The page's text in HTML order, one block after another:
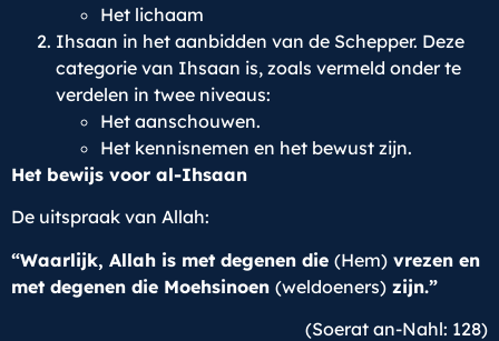
Het lichaam
Ihsaan in het aanbidden van de Schepper. Deze
categorie van Ihsaan is, zoals vermeld onder te
verdelen in twee niveaus:
Het aanschouwen.
Het kennisnemen en het bewust zijn.
Het bewijs voor al-Ihsaan
De uitspraak van Allah:
“Waarlijk, Allah is met degenen die (Hem) vrezen en
met degenen die Moehsinoen (weldoeners) zijn.”
(Soerat an-Nahl: 128)